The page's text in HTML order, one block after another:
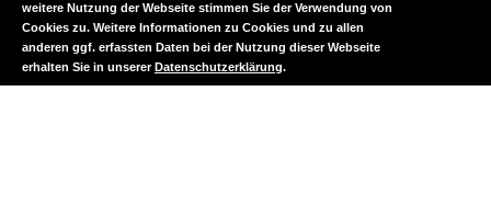
weitere Nutzung der Webseite stimmen Sie der Verwendung von
Cookies zu. Weitere Informationen zu Cookies und zu allen
anderen ggf. erfassten Daten bei der Nutzung dieser Webseite
erhalten Sie in unserer Datenschutzerklärung.
Impressum Datenschutzerklärung